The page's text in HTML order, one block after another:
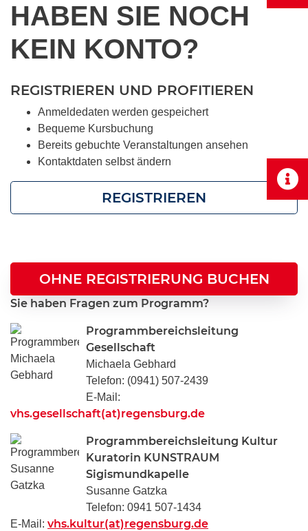
HABEN SIE NOCH
KEIN KONTO?
REGISTRIEREN UND PROFITIEREN
Anmeldedaten werden gespeichert
Bequeme Kursbuchung
Bereits gebuchte Veranstaltungen ansehen
Kontaktdaten selbst ändern
REGISTRIEREN
OHNE REGISTRIERUNG BUCHEN
Sie haben Fragen zum Programm?
Programmbereichsleitung
Gesellschaft
Michaela Gebhard
Telefon: (0941) 507-2439
E-Mail:
vhs.gesellschaft(at)regensburg.de
Programmbereichsleitung Kultur
Kuratorin KUNSTRAUM
Sigismundkapelle
Susanne Gatzka
Telefon: 0941 507-1434
E-Mail: vhs.kultur(at)regensburg.de